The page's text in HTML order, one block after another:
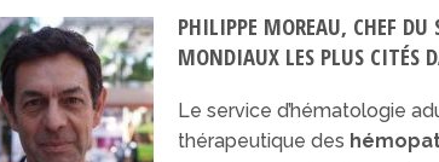
PHILIPPE MOREAU, CHEF DU
MONDIAUX LES PLUS CITÉS
Le service d’hématologie
thérapeutique des